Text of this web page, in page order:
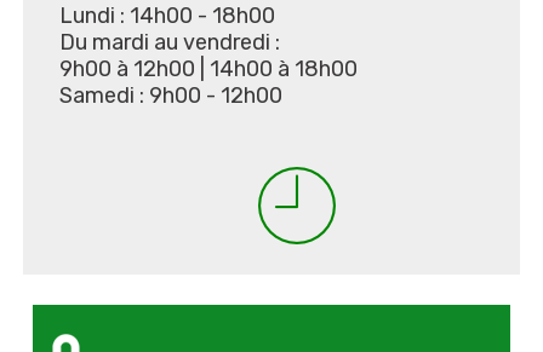
Lundi : 14h00 - 18h00
Du mardi au vendredi :
9h00 à 12h00
14h00 à 18h00
Samedi : 9h00 - 12h00